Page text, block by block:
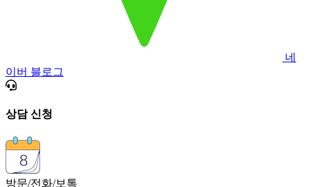
네
이버 블로그
상담 신청
방문/전화/보톡